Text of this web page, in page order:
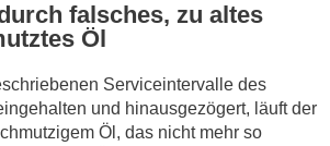
falsches, zu altes
Öl
Serviceintervalle des
und hinausgezögert, läuft der
Öl, das nicht mehr so